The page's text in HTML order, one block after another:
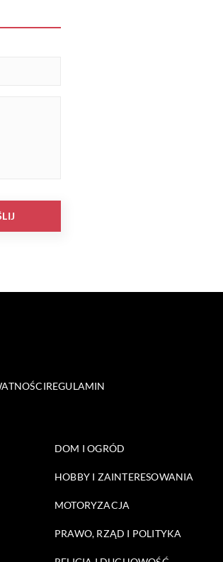
REGULAMIN
DOM I OGRÓD
HOBBY I ZAINTERESOWANIA
MOTORYZACJA
PRAWO, RZĄD I POLITYKA